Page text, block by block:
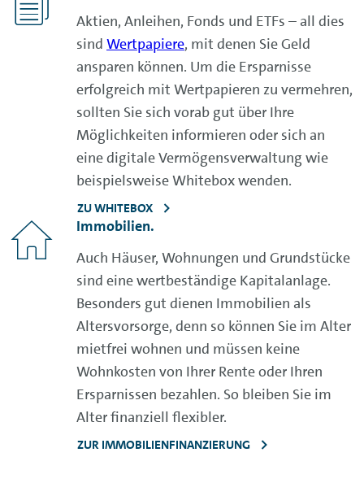
Aktien, Anleihen, Fonds und ETFs – all dies
sind Wertpapiere, mit denen Sie Geld
ansparen können. Um die Ersparnisse
erfolgreich mit Wertpapieren zu vermehren,
sollten Sie sich vorab gut über Ihre
Möglichkeiten informieren oder sich an
eine digitale Vermögensverwaltung wie
beispielsweiseWhiteboxwenden.
ZU WHITEBOX
Immobilien.
Auch Häuser, Wohnungen und Grundstücke
sind eine wertbeständige Kapitalanlage.
Besonders gut dienen Immobilien als
Altersvorsorge, denn so können Sie im Alter
mietfrei wohnen und müssen keine
Wohnkosten von Ihrer Rente oder Ihren
Ersparnissen bezahlen. So bleiben Sie im
Alter finanziell flexibler.
ZUR IMMOBILIENFINANZIERUNG